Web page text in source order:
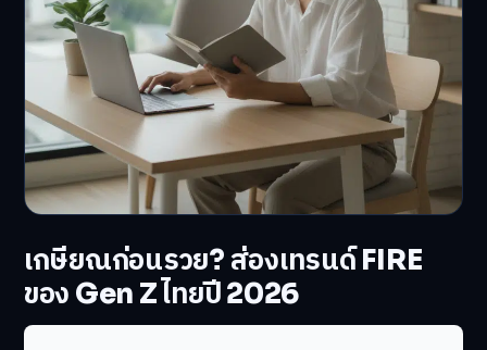
เกษียณก่อนรวย? ส่องเทรนด์ FIRE
ของ Gen Z ไทยปี 2026